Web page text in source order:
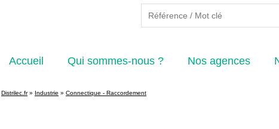
Accueil Qui sommes-nous ? Nos agences
Distrilec.fr» Industrie » Connectique - Raccordement